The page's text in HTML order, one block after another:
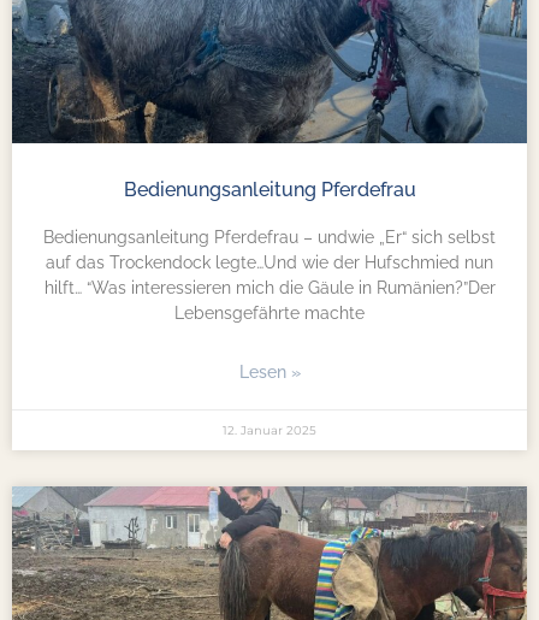
Bedienungsanleitung Pferdefrau
Bedienungsanleitung Pferdefrau – undwie „Er“ sich selbst
auf das Trockendock legte…Und wie der Hufschmied nun
hilft… “Was interessieren mich die Gäule in Rumänien?”Der
Lebensgefährte machte
Lesen »
12. Januar 2025